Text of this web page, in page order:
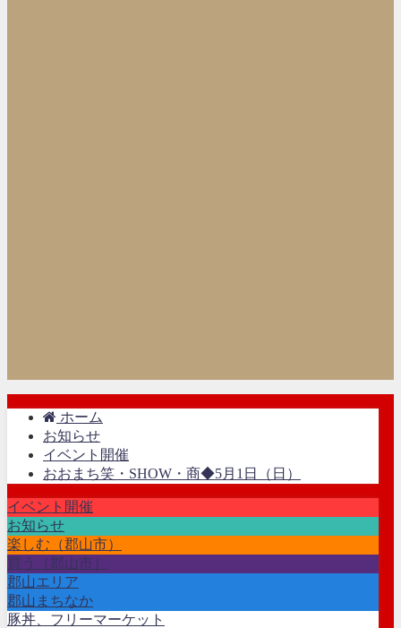
ホーム
お知らせ
イベント開催
おおまち笑・SHOW・商◆5月1日（日）
イベント開催
お知らせ
楽しむ（郡山市）
買う（郡山市）
郡山エリア
郡山まちなか
豚丼、フリーマーケット